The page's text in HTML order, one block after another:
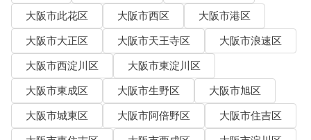
大阪市此花区
大阪市西区
大阪市港区
大阪市大正区
大阪市天王寺区
大阪市浪速区
大阪市西淀川区
大阪市東淀川区
大阪市東成区
大阪市生野区
大阪市旭区
大阪市城東区
大阪市阿倍野区
大阪市住吉区